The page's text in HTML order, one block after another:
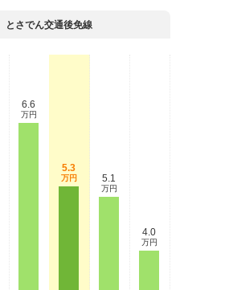
とさでん交通後免線
6.6
万円
5.3
万円 5.1
万円
4.0
万円